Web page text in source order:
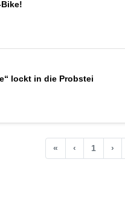
lockt in die Probstei
« ‹ 1 ›